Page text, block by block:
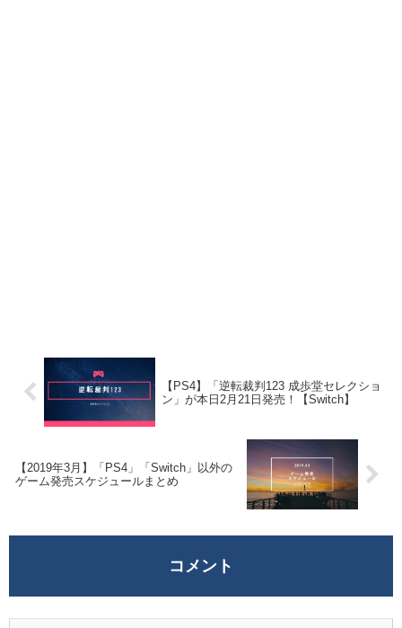
【PS4】「逆転裁判123 成歩堂セレクショ
ン」が本日2月21日発売！【Switch】
【2019年3月】「PS4」「Switch」以外の
ゲーム発売スケジュールまとめ
コメント